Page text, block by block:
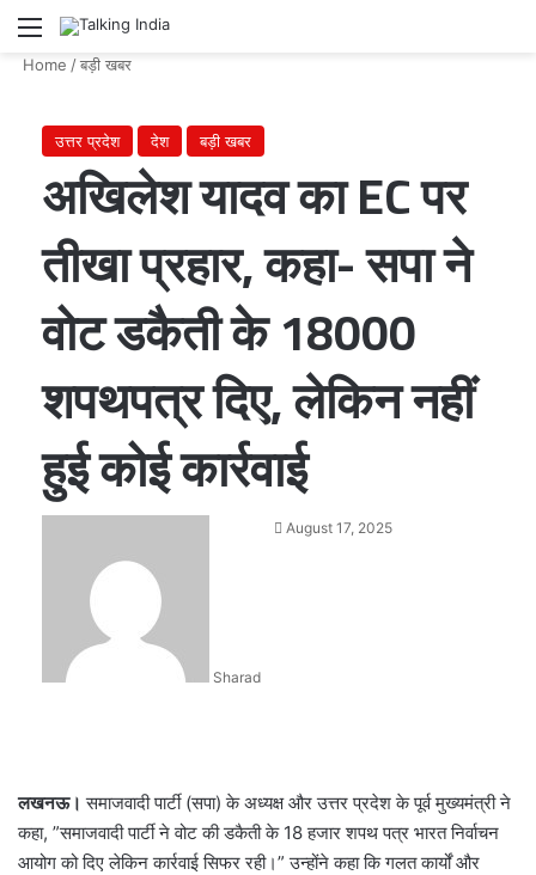
Menu
Home /बड़ी खबर
उत्तर प्रदेश देश बड़ी खबर
अखिलेश यादव का EC पर
तीखा प्रहार, कहा- सपा ने
वोट डकैती के 18000
शपथपत्र दिए, लेकिन नहीं
हुई कोई कार्रवाई
Sharad
SendAugust 17, 2025
लखनऊ। समाजवादी पार्टी (सपा) के अध्यक्ष और उत्तर प्रदेश के पूर्व मुख्यमंत्री ने
कहा, ”समाजवादी पार्टी ने वोट की डकैती के 18 हजार शपथ पत्र भारत निर्वाचन
आयोग को दिए लेकिन कार्रवाई सिफर रही।” उन्होंने कहा कि गलत कार्यों और